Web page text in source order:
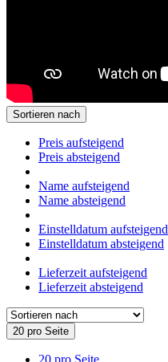
Sortieren nach
Preis aufsteigend
Preis absteigend
Name aufsteigend
Name absteigend
Einstelldatum aufsteigend
Einstelldatum absteigend
Lieferzeit aufsteigend
Lieferzeit absteigend
20 pro Seite
20 pro Seite